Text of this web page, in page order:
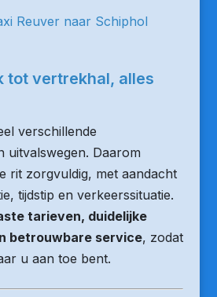
Reuver naar Schiphol
tot vertrekhal, alles
verschillende
uitvalswegen. Daarom
rit zorgvuldig, met aandacht
tijdstip en verkeerssituatie.
tarieven, duidelijke
betrouwbare service, zodat
u aan toe bent.